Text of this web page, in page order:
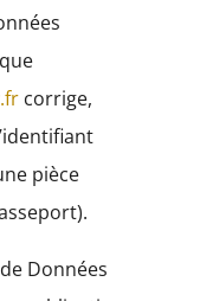
corrige,
pièce
Données